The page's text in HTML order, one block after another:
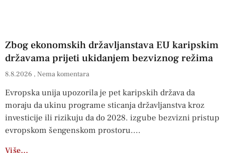
Zbog ekonomskih državljanstava EU karipskim
državama prijeti ukidanjem bezviznog režima
8.8.2026 Nema komentara
Evropska unija upozorila je pet karipskih država da
moraju da ukinu programe sticanja državljanstva kroz
investicije ili rizikuju da do 2028. izgube bezvizni pristup
evropskom šengenskom prostoru.
Više…